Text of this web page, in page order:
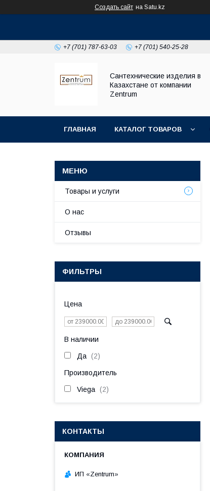
Создать сайт на Satu.kz
+7 (701) 787-63-03 +7 (701) 540-25-28
Сантехнические изделия в
Казахстане от компании
Zentrum
ГЛАВНАЯ КАТАЛОГ ТОВАРОВ
Товары и услуги
О нас
Отзывы
ФИЛЬТРЫ
Цена
В наличии
Да 2
Производитель
Viega 2
КОНТАКТЫ
ИП «Zentrum»